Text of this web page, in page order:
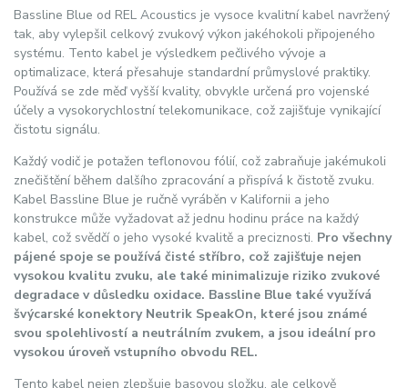
Bassline Blue od REL Acoustics je vysoce kvalitní kabel navržený
tak, aby vylepšil celkový zvukový výkon jakéhokoli připojeného
systému. Tento kabel je výsledkem pečlivého vývoje a
optimalizace, která přesahuje standardní průmyslové praktiky.
Používá se zde měď vyšší kvality, obvykle určená pro vojenské
účely a vysokorychlostní telekomunikace, což zajišťuje vynikající
čistotu signálu.
Každý vodič je potažen teflonovou fólií, což zabraňuje jakémukoli
znečištění během dalšího zpracování a přispívá k čistotě zvuku.
Kabel Bassline Blue je ručně vyráběn v Kalifornii a jeho
konstrukce může vyžadovat až jednu hodinu práce na každý
kabel, což svědčí o jeho vysoké kvalitě a preciznosti. Pro všechny
pájené spoje se používá čisté stříbro, což zajišťuje nejen
vysokou kvalitu zvuku, ale také minimalizuje riziko zvukové
degradace v důsledku oxidace. Bassline Blue také využívá
švýcarské konektory Neutrik SpeakOn, které jsou známé
svou spolehlivostí a neutrálním zvukem, a jsou ideální pro
vysokou úroveň vstupního obvodu REL.
Tento kabel nejen zlepšuje basovou složku, ale celkově